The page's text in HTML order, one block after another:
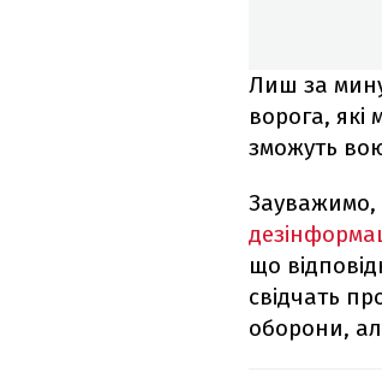
Лиш за
ворога,
зможуть
що
свідчать
оборони,